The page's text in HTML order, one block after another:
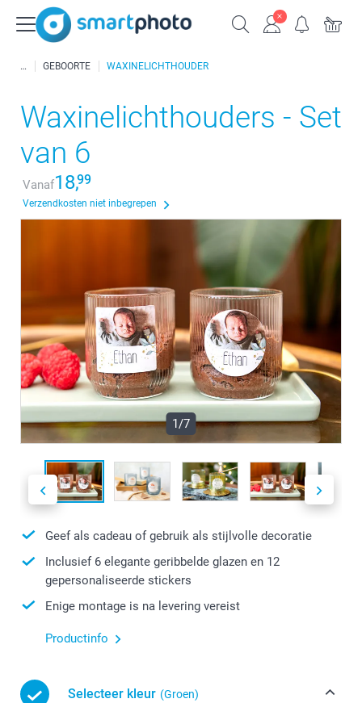
GEBOORTE WAXINELICHTHOUDER
Waxinelichthouders - Set
van 6
Vanaf18,99
Verzendkosten niet inbegrepen
1/7
Geef als cadeau of gebruik als stijlvolle decoratie
Inclusief 6 elegante geribbelde glazen en 12
gepersonaliseerde stickers
Enige montage is na levering vereist
Productinfo
Selecteer kleur (Groen)